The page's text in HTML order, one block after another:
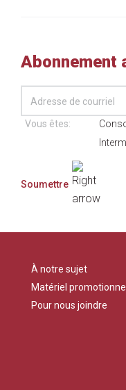
Abonnement
Vous êtes:
À notre sujet
Matériel promotionnel
Pour nous joindre